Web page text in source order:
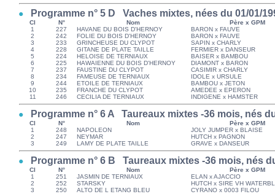
Programme n° 5 D Vaches mixtes, nées du 01/01/
Cl N° Nom
Père x GPM
1
227 HAVANE DU BOIS D'HERNOY
BARON x FAUVE
2
242 FOLIE DU BOIS D'HERNOY
BARON x FAUVE
3
233 GRINCHEUSE DU CLYPOT
SAPIN x CHARLY
4
228 GITANE DE PLATE TAILLE
FERMIER x DANSEUR
5
224 HELOISE DE TERNIAUX
BAISER x BAMBOU
6
225 HAWAIENNE DU BOIS D'HERNOY
DIAMONT x BARON
7
237 FAUSTINE DU CLYPOT
CASIMIR x CHARLY
8
234 FAMEUSE DE TERNIAUX
IDOLE x URSULE
9
244 ETOILE DE TERNIAUX
BAMBOU x JETON
10
235 FRANCHE DU CLYPOT
AMEDEE x EPERON
11
246 CECILIA DE TERNIAUX INDIGENE x HAMSTER
Programme n° 6 A Taureaux mixtes -36 mois, nés
Cl N° Nom
Père x GPM
1
248 NAPOLEON
JOLY JUMPER x BLAISE
2
247 NEYMAR
HUTCH x PAGNON
3
249 LAMY DE PLATE TAILLE GRAVE x DANSEUR
Programme n° 6 B Taureaux mixtes -36 mois, nés
Cl N° Nom
Père x GPM
1
251 JASMIN DE TERNIAUX
ELAN x AJACCIO
2
252 STARSKY
HUTCH x SIRE VH
3
250 ALTO DE L ETANG BLEU CYRANO x 0003 FILOU